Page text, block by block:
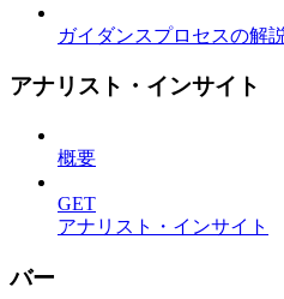
ガイダンスプロセスの解説
アナリスト・インサイト
概要
GET
アナリスト・インサイト
バー